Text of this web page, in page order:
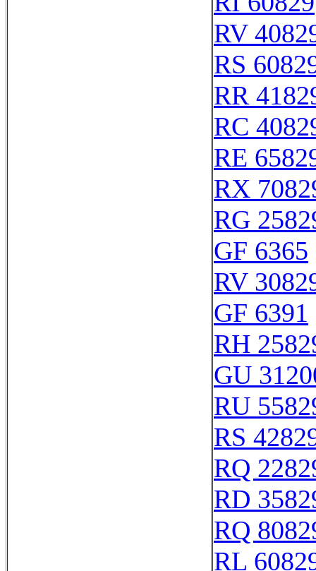
RV
RS
RR
RC
RE
RX
RG
GF 6365
RV
GF 6391
RH
GU
RU
RS
RQ
RD
RQ
RL